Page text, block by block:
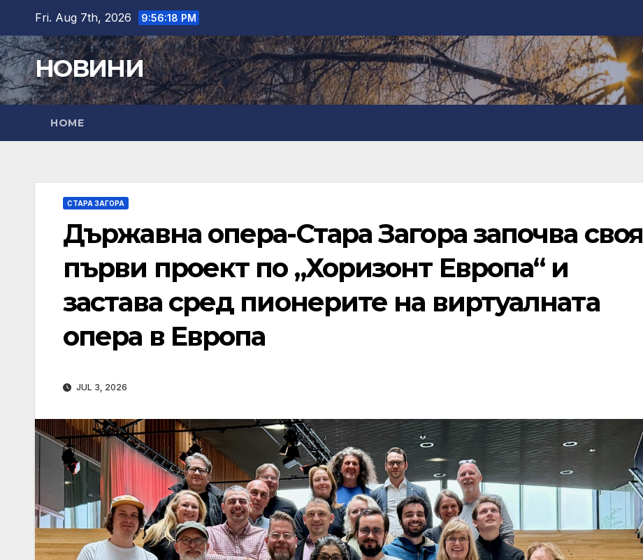
content
Fri. Aug 7th, 2026 9:56:20 PM
НОВИНИ
HOME
СТАРА ЗАГОРА
Държавна опера-Стара Загора започва своя
първи проект по „Хоризонт Европа“ и
застава сред пионерите на виртуалната
опера в Европа
JUL 3, 2026